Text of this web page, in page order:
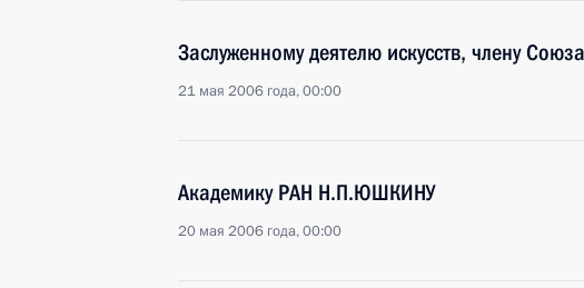
Заслуженному деятелю искусств, члену
21 мая 2006 года, 00:00
Академику РАН Н.П.ЮШКИНУ
20 мая 2006 года, 00:00